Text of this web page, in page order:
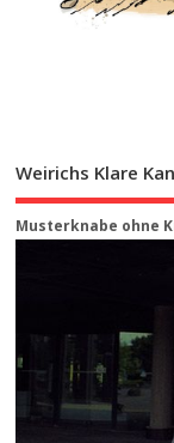
Weirichs Klare
Musterknabe ohne